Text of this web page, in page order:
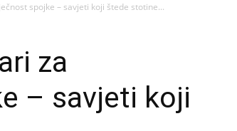
spojke – savjeti koji štede stotine...
za
– savjeti koji